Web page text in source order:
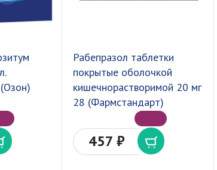
Рабепразол таблетки
покрытые оболочкой
кишечнорастворимой 20 мг
28 (Фармстандарт)
457 ₽